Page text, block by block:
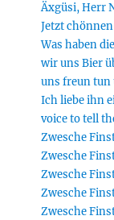
Äxgüsi, Herr
Jetzt
Was haben
wir uns Bier
uns freun tun
Ich liebe ihn
voice to tell
Zwesche
Zwesche
Zwesche
Zwesche
Zwesche